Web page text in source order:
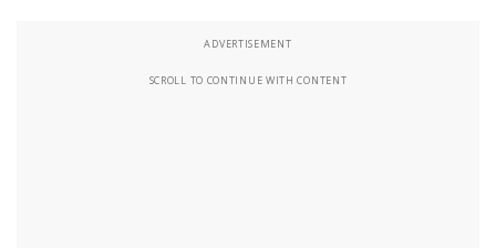
ADVERTISEMENT
SCROLL TO CONTINUE WITH CONTENT